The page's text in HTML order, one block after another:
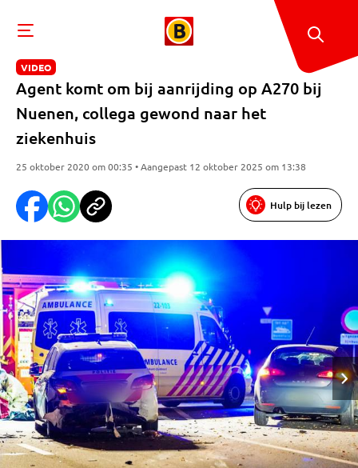
VIDEO
Agent komt om bij aanrijding op A270 bij
Nuenen, collega gewond naar het
ziekenhuis
25 oktober 2020 om 00:35 • Aangepast 12 oktober 2025 om 13:38
Hulp bij lezen